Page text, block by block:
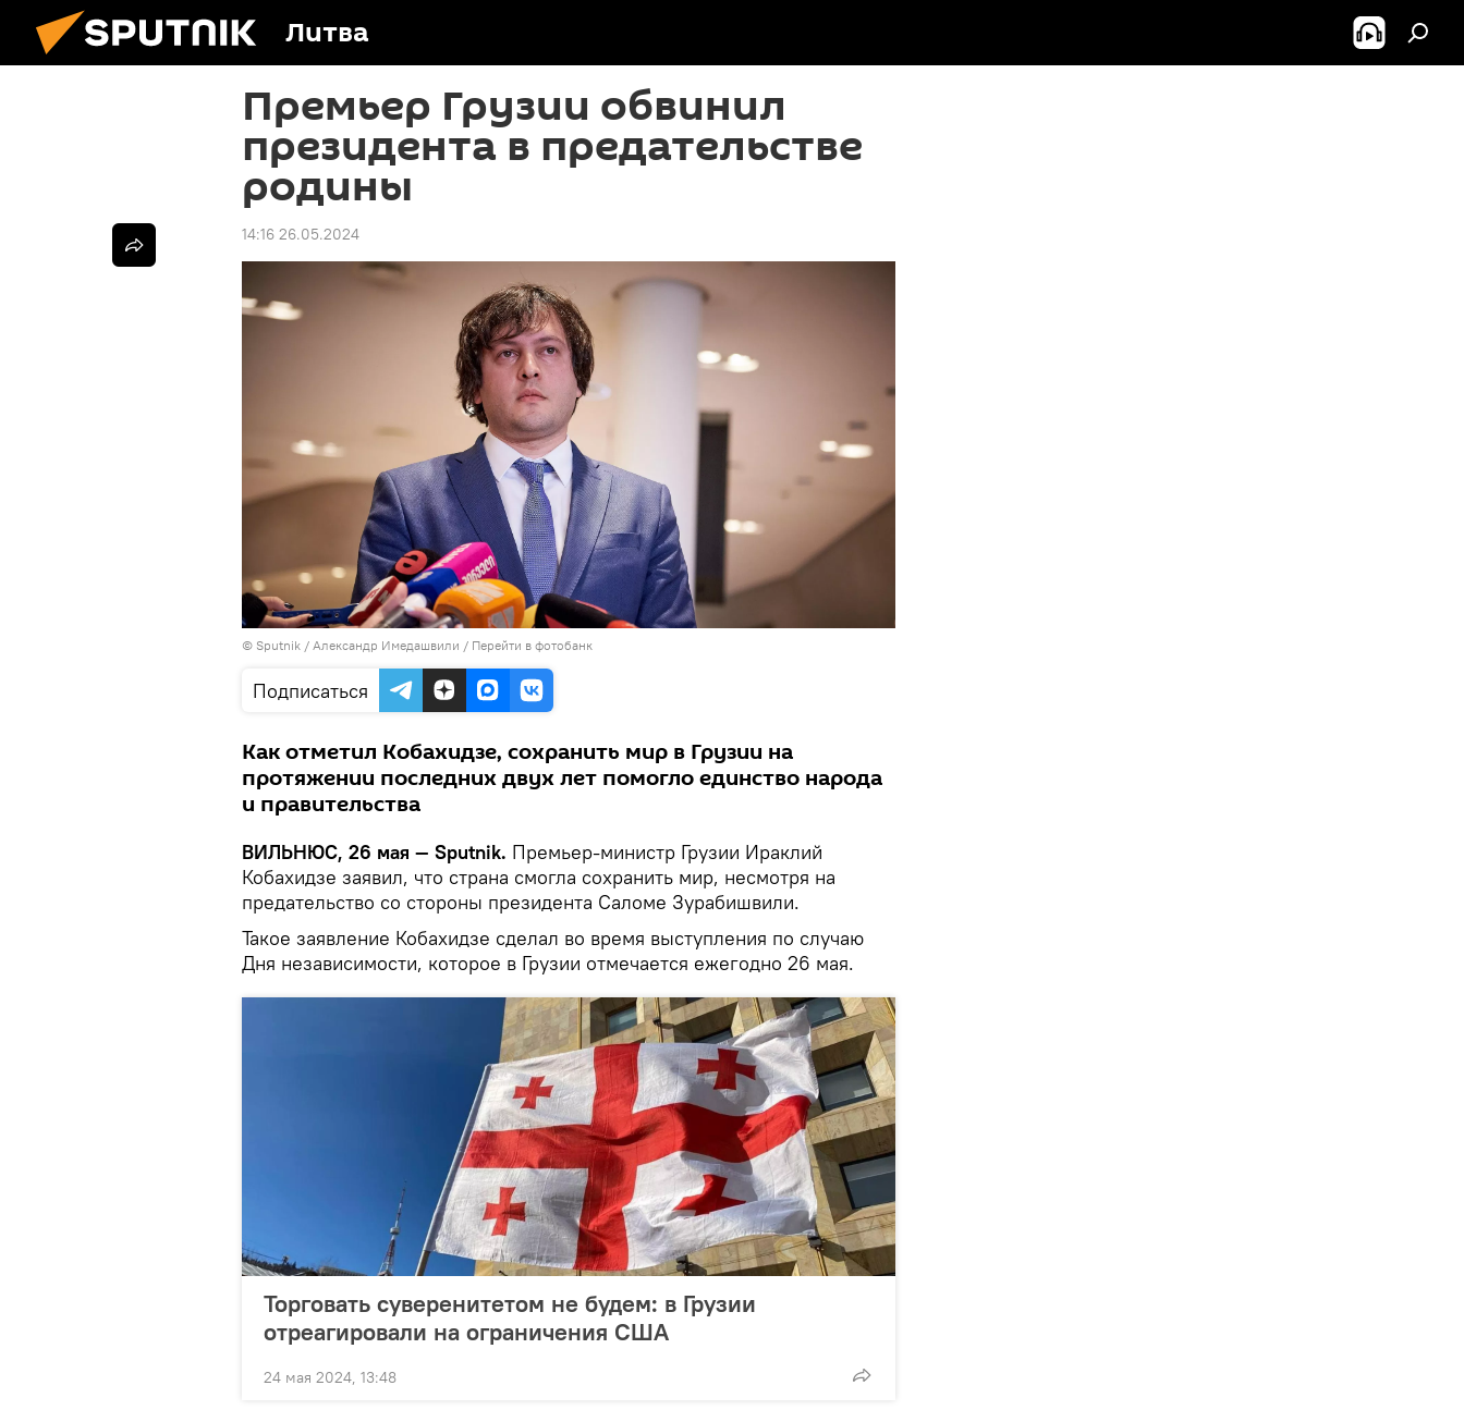
Литва
Премьер Грузии обвинил
президента в предательстве
родины
14:16 26.05.2024
© Sputnik / Александр Имедашвили / Перейти в фотобанк
Подписаться
Как отметил Кобахидзе, сохранить мир в Грузии на
протяжении последних двух лет помогло единство народа
и правительства
ВИЛЬНЮС, 26 мая — Sputnik. Премьер-министр Грузии Ираклий
Кобахидзе заявил, что страна смогла сохранить мир, несмотря на
предательство со стороны президента Саломе Зурабишвили.
Такое заявление Кобахидзе сделал во время выступления по случаю
Дня независимости, которое в Грузии отмечается ежегодно 26 мая.
Торговать суверенитетом не будем: в Грузии
отреагировали на ограничения США
24 мая 2024, 13:48